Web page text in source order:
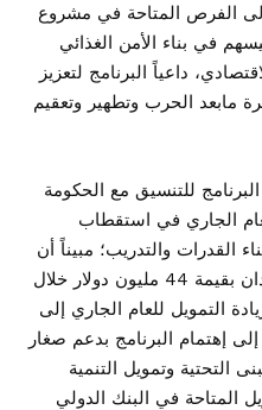
إلى الفرص المتاحة في مشروع
في بناء الأمن الغذائي
داعياً البرنامج لتعزيز
مابعد الحرب وتطهير وتعقيم
للتنسيق مع الحكومة
الجاري في استقطاب
القدرات والتدريب؛ مبيناً أن
البرنامج نفذ مشروعات في السودان بقيمة 44 مليون دولار خلال
م ، متوقعاً زيادة التمويل للعام الجاري إلى
إلى إهتمام البرنامج بدعم صغار
التحتية وتمويل التنمية
المتاحة في البنك الدولي